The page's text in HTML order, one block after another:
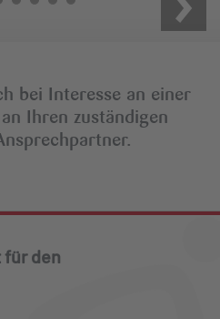
bei Interesse an einer
Ihren zuständigen
für den